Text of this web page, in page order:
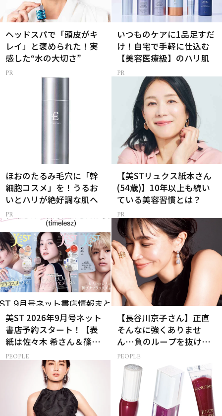
ヘッドスパで「頭皮がキ
レイ」と褒められた！実
感した“水の大切さ”
いつものケアに1品足すだ
け！自宅で手軽に仕込む
【美容医療級】のハリ肌
ほおのたるみ毛穴に「幹
細胞コスメ」を！うるお
いとハリが絶好調な肌へ
【美STリュクス紙本さん
(54歳)】10年以上も続い
ている美容習慣とは？
美ST 2026年9月号ネット
書店予約スタート！【表
紙は佐々木 希さん＆篠塚
大輝さん】
PEOPLE
【長谷川京子さん】正直
そんなに強くありませ
ん…負のループを抜ける
15分の習慣とは?
PEOPLE